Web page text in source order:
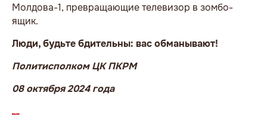
Молдова-1, превращающие телевизор в зомбо-
ящик.
Люди, будьте бдительны: вас обманывают!
Политисполком ЦК ПКРМ
08 октября 2024 года